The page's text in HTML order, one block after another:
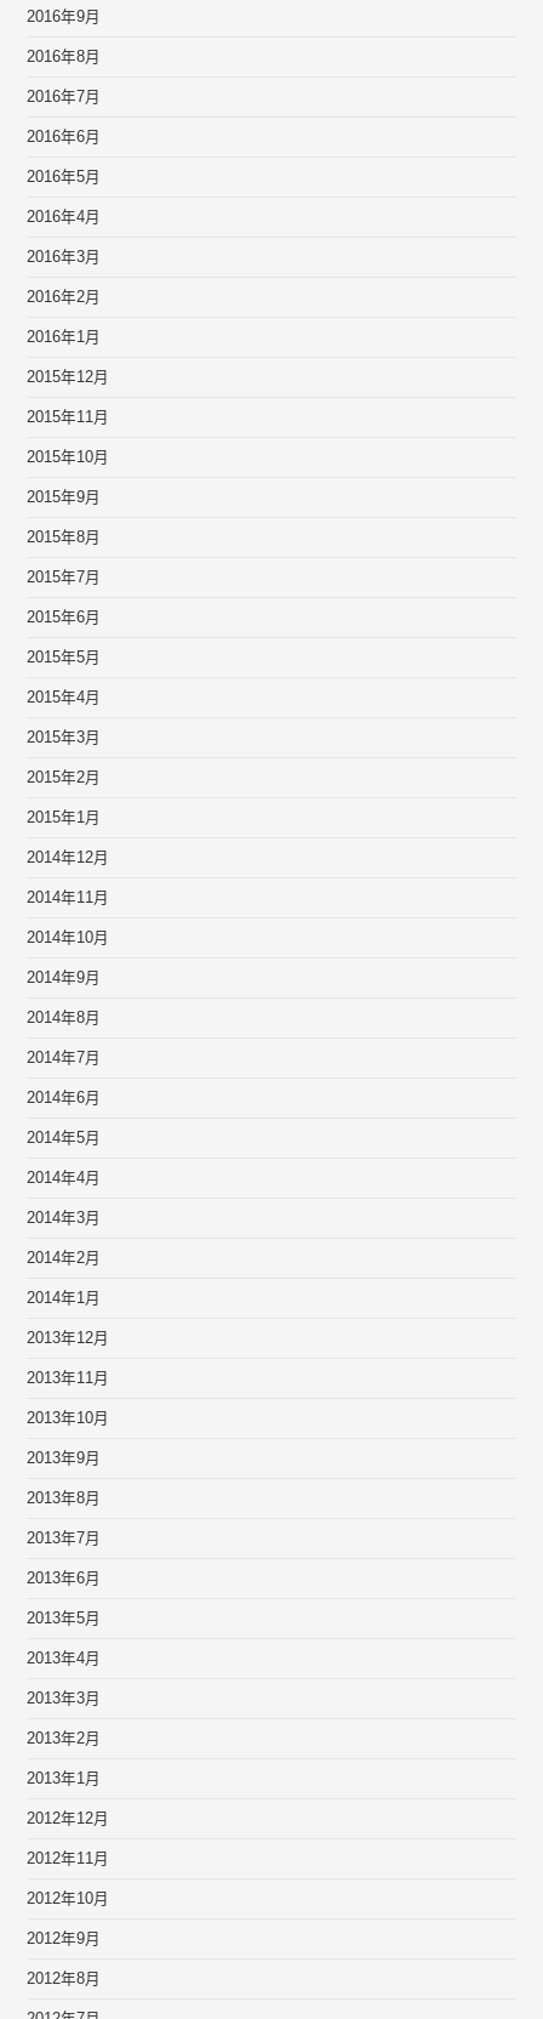
2016年9月
2016年8月
2016年7月
2016年6月
2016年5月
2016年4月
2016年3月
2016年2月
2016年1月
2015年12月
2015年11月
2015年10月
2015年9月
2015年8月
2015年7月
2015年6月
2015年5月
2015年4月
2015年3月
2015年2月
2015年1月
2014年12月
2014年11月
2014年10月
2014年9月
2014年8月
2014年7月
2014年6月
2014年5月
2014年4月
2014年3月
2014年2月
2014年1月
2013年12月
2013年11月
2013年10月
2013年9月
2013年8月
2013年7月
2013年6月
2013年5月
2013年4月
2013年3月
2013年2月
2013年1月
2012年12月
2012年11月
2012年10月
2012年9月
2012年8月